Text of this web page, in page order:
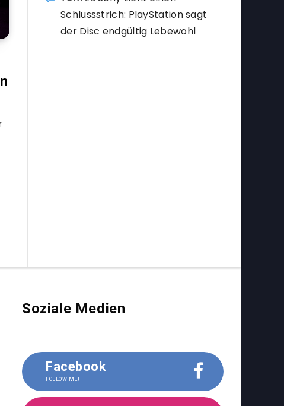
Schlussstrich: PlayStation sagt
der Disc endgültig Lebewohl
Soziale Medien
Facebook
FOLLOW ME!